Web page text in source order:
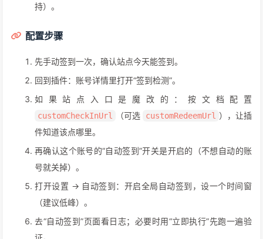
持）。
配置步骤
先手动签到一次，确认站点今天能签到。
回到插件：账号详情里打开“签到检测”。
如果站点入口是魔改的：按文档配置
customCheckInUrl （可选 customRedeemUrl ），让插
件知道该点哪里。
再确认这个账号的“自动签到”开关是开启的（不想自动的账
号就关掉）。
打开设置 → 自动签到：开启全局自动签到，设一个时间窗
（建议低峰）。
去“自动签到”页面看日志；必要时用“立即执行”先跑一遍验